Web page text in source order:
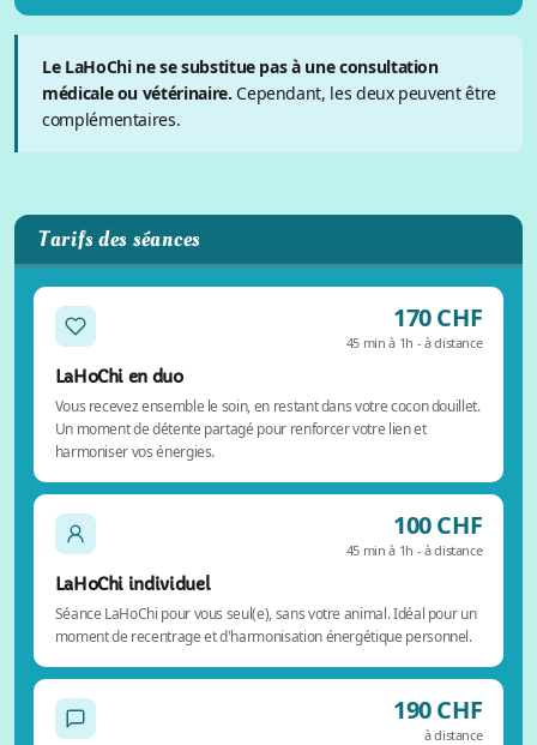
Le LaHoChi ne se substitue pas à une consultation
médicale ou vétérinaire. Cependant, les deux peuvent être
complémentaires.
Tarifs des séances
170 CHF
45 min à 1h - à distance
LaHoChi en duo
Vous recevez ensemble le soin, en restant dans votre cocon douillet.
Un moment de détente partagé pour renforcer votre lien et
harmoniser vos énergies.
100 CHF
45 min à 1h - à distance
LaHoChi individuel
Séance LaHoChi pour vous seul(e), sans votre animal. Idéal pour un
moment de recentrage et d'harmonisation énergétique personnel.
190 CHF
à distance